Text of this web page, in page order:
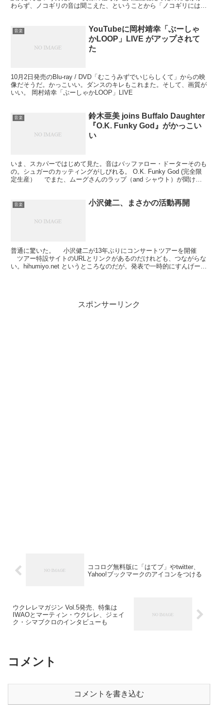
わらず、ノコギリの音は聞こえた、ということから「ノコギリには不
音楽
YouTubeに岡村靖幸「ぶーしゃ
かLOOP」LIVE がアップされて
た
10月2日発売のBlu-ray / DVD「むこうみずでいじらしくて」からの映
像だそうだ。かっこいい。ダンスのキレもこれまた。そして、画質が
いい。 岡村靖幸「ぶーしゃかLOOP」LIVE
音楽
鈴木亜美 joins Buffalo Daughter
『O.K. Funky God』がかっこい
い
いま、スカパーではじめて見た。音はバッファロー・ドーターそのも
の。シュガーのカッティングがしびれる。 O.K. Funky God (完全限
定生産） でまた、ムーグさんのラップ（and シャウト）が聞け
音楽 小沢健二、まさかの活動再開
普通に驚いた。 小沢健二が13年ぶりにコンサートツアーを開催
ツアー特設サイトのURLとリンクがあるのだけれども、つながらな
い。hihumiyo.net というところなのだが。発表で一時的にすんげー混
スポンサーリンク
ココログ無料版に「はてブ」やtwitter、
Yahoo!ブックマークのアイコンをつける
ウクレレマガジン Vol.5発売、特集は
IWAOとマーティン・ウクレレ、ジェイ
ク・シマブクロのインタビューも
コメント
コメントを書き込む